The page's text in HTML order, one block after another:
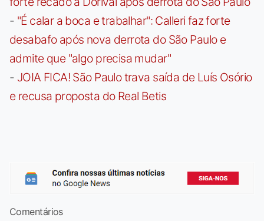
- "É calar a boca e trabalhar": Calleri faz forte
desabafo após nova derrota do São Paulo e
admite que "algo precisa mudar"
- JOIA FICA! São Paulo trava saída de Luís Osório
e recusa proposta do Real Betis
Comentários